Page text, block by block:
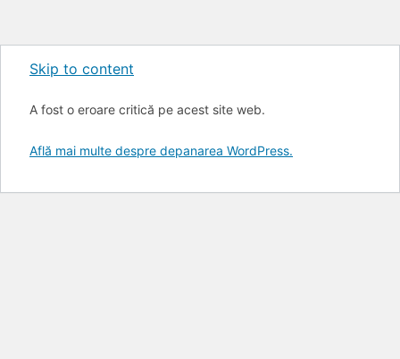
Skip to content
A fost o eroare critică pe acest site web.
Află mai multe despre depanarea WordPress.